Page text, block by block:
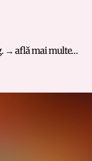
→ află mai multe…